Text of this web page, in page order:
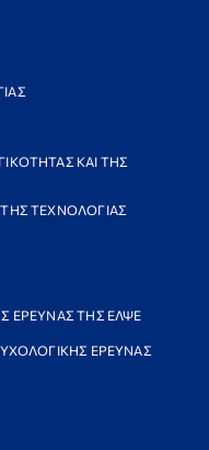
ΚΑΙ ΤΗΣ
ΤΕΧΝΟΛΟΓΙΑΣ
ΕΡΕΥΝΑΣ ΤΗΣ ΕΛΨΕ
ΕΡΕΥΝΑΣ